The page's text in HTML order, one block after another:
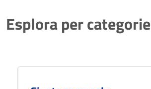
Esplora per categorie